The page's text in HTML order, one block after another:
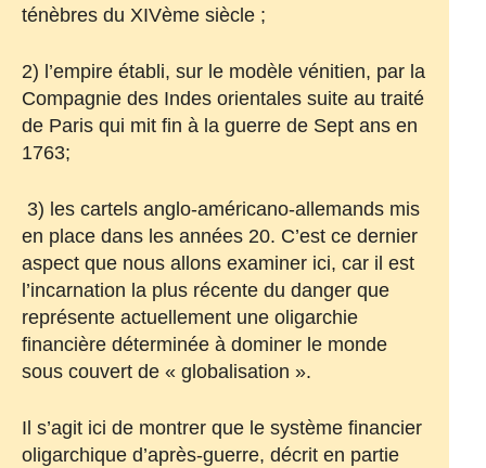
ténèbres du XIVème siècle ;
2) l’empire établi, sur le modèle vénitien, par la
Compagnie des Indes orientales suite au traité
de Paris qui mit fin à la guerre de Sept ans en
1763;
3) les cartels anglo-américano-allemands mis
en place dans les années 20. C’est ce dernier
aspect que nous allons examiner ici, car il est
l’incarnation la plus récente du danger que
représente actuellement une oligarchie
financière déterminée à dominer le monde
sous couvert de « globalisation ».
Il s’agit ici de montrer que le système financier
oligarchique d’après-guerre, décrit en partie